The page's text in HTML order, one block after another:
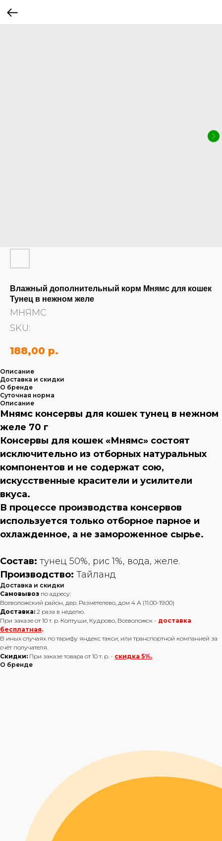
Влажный дополнительный корм Мнямс для кошек
Тунец в нежном желе
МНЯМС
SKU:
188,00 р.
Описание
Доставка и скидки
О бренде
Суточная норма
Описание
Мнямс консервы для кошек тунец в нежном
желе 70 г
Консервы для кошек «Мнямс» состоят
исключительно из отборных натуральных
компонентов и не содержат сою,
искусственные красители и усилители
вкуса.
В процессе производства консервов
используется только отборное парное и
охлажденное, а не замороженное сырье.
Состав: тунец 50%, рис 1%, вода, желе.
Производство: Тайланд
Доставка и скидки
Самовывоз по адресу:
Всеволожский район, дер. Разметелево, дом 4 А (11.00-19.00)
Доставка: 2 раза в неделю.
При заказе от 10 т. р. Колтуши, Кудрово, Всеволожск - доставка
бесплатная.
В иных случаях по тарифу яндекс такси, или транспортной компанией за
счёт получателя.
Скидки: При заказе товара от 10 т. р. - скидка 5%.
О бренде